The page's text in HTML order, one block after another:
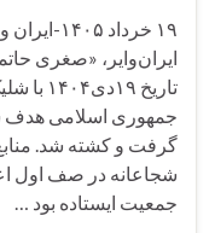
۱۹ خرداد
تاریخ
جمهوری اسلامی هدف
گرفت و کشته شد. منابع
شجاعانه در صف اول
جمعیت ایستاده بود …